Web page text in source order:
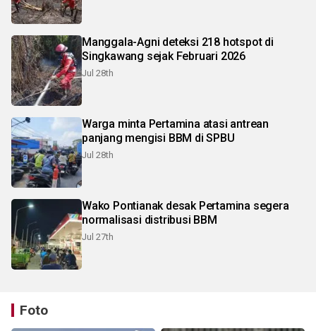
Manggala-Agni deteksi 218 hotspot di
Singkawang sejak Februari 2026
Jul 28th
Warga minta Pertamina atasi antrean
panjang mengisi BBM di SPBU
Jul 28th
Wako Pontianak desak Pertamina segera
normalisasi distribusi BBM
Jul 27th
Foto